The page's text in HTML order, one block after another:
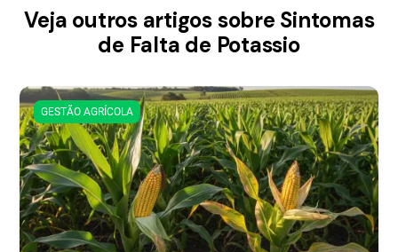
Veja outros artigos sobre Sintomas
de Falta de Potassio
GESTÃO AGRÍCOLA